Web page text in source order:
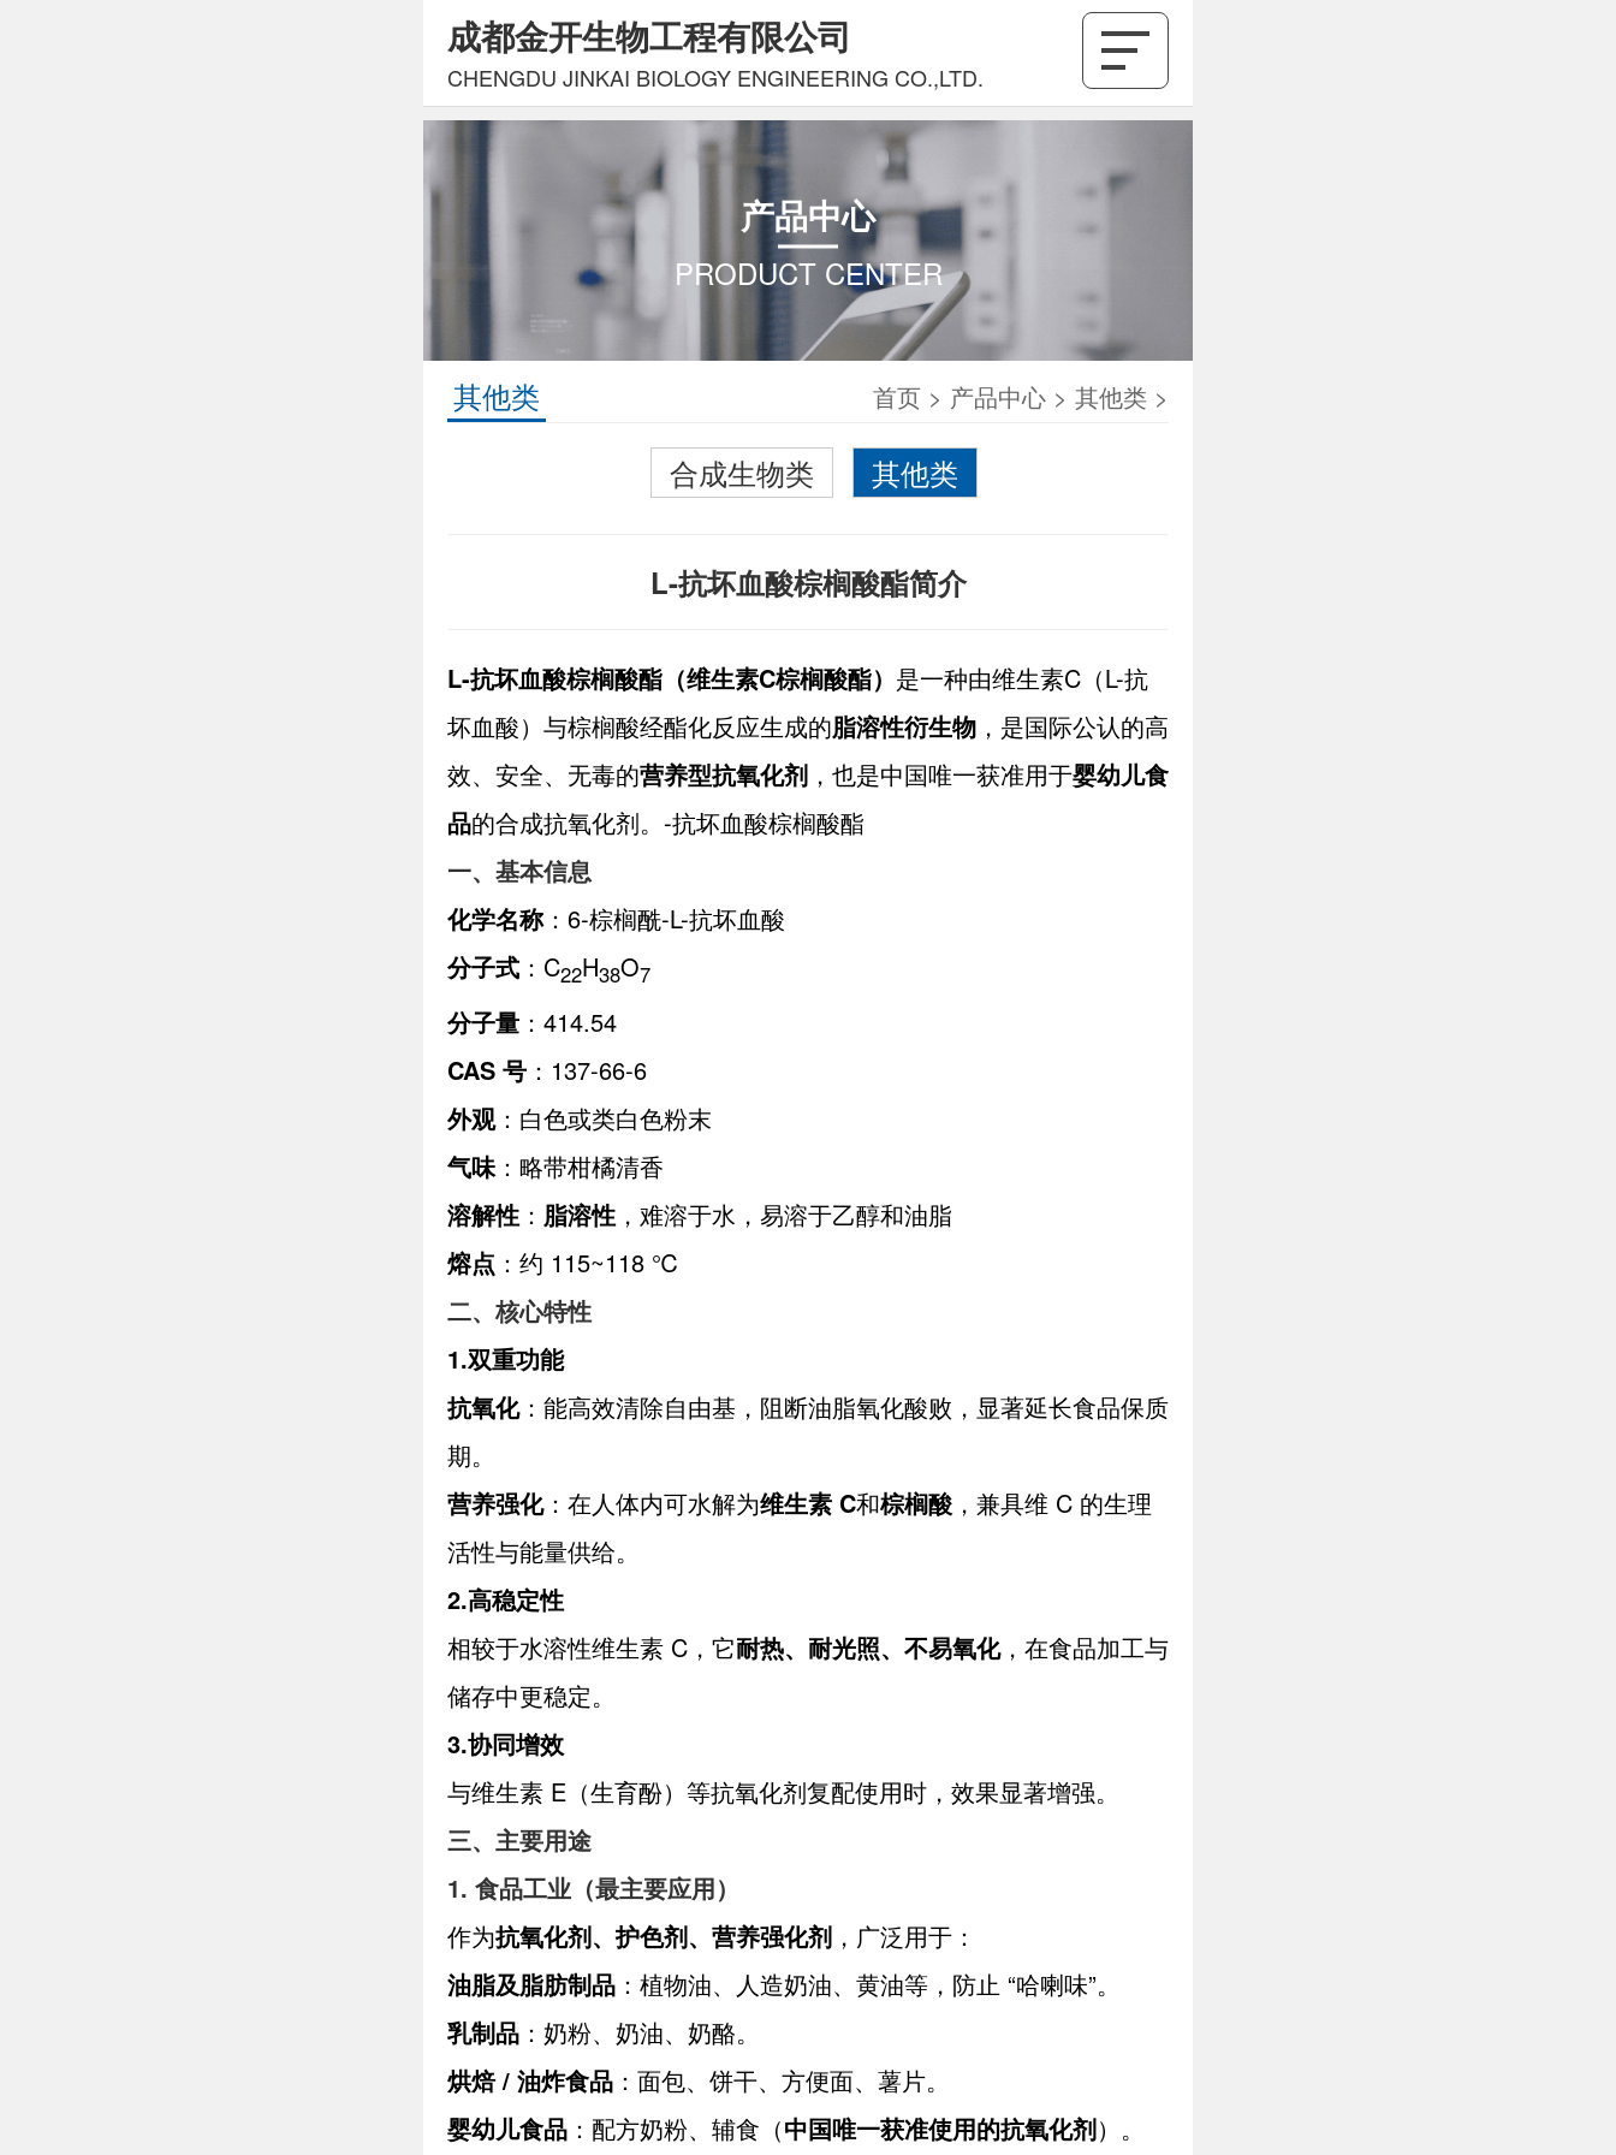
成都金开生物工程有限公司
CHENGDU JINKAI BIOLOGY ENGINEERING CO.,LTD.
产品中心
PRODUCT CENTER
其他类 首页 > 产品中心 > 其他类 >
合成生物类 其他类
L-抗坏血酸棕榈酸酯简介
L-抗坏血酸棕榈酸酯（维生素C棕榈酸酯） 是一种由维生素C（L-抗
坏血酸）与棕榈酸经酯化反应生成的脂溶性衍生物 ，是国际公认的高
效、安全、无毒的营养型抗氧化剂 ，也是中国唯一获准用于婴幼儿食
品的合成抗氧化剂。-抗坏血酸棕榈酸酯
一、基本信息
化学名称：6-棕榈酰-L-抗坏血酸
分子式 ：C22H38O7
分子量 ：414.54
CAS 号 ：137-66-6
外观：白色或类白色粉末
气味：略带柑橘清香
溶解性 ： 脂溶性 ，难溶于水，易溶于乙醇和油脂
熔点 ：约 115~118 ℃
二、核心特性
1.双重功能
抗氧化：能高效清除自由基，阻断油脂氧化酸败，显著延长食品保质
期。
营养强化：在人体内可水解为维生素 C和棕榈酸 ，兼具维 C 的生理
活性与能量供给。
2.高稳定性
相较于水溶性维生素 C，它耐热、耐光照、不易氧化，在食品加工与
储存中更稳定。
3.协同增效
与维生素 E（生育酚）等抗氧化剂复配使用时，效果显著增强。
三、主要用途
1. 食品工业（最主要应用）
作为抗氧化剂、护色剂、营养强化剂 ，广泛用于：
油脂及脂肪制品 ：植物油、人造奶油、黄油等，防止 “哈喇味”。
乳制品 ：奶粉、奶油、奶酪。
烘焙 / 油炸食品 ：面包、饼干、方便面、薯片。
婴幼儿食品 ：配方奶粉、辅食（中国唯一获准使用的抗氧化剂）。